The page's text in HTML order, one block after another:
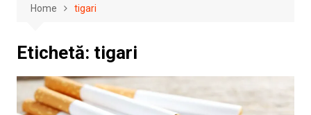
Home tigari
Etichetă: tigari